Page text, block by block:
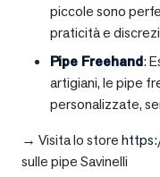
piccole sono
praticità e
Pipe Freehand:
artigiani, le pipe
personalizzate,
→ Visita lo store
sulle pipe Savinelli